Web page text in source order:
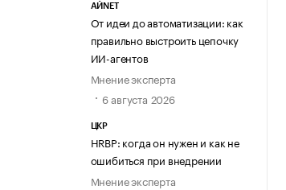
АЙNET
От идеи до автоматизации: как
правильно выстроить цепочку
ИИ-агентов
Мнение эксперта
6 августа 2026
ЦКР
HRBP: когда он нужен и как не
ошибиться при внедрении
Мнение эксперта